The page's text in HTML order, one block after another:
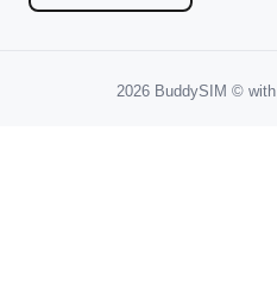
2026 BuddySIM ©️with